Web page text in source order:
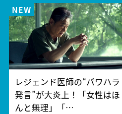
レジェンド医師の“パワハラ
発言”が大炎上！「女性はほ
んと無理」「…